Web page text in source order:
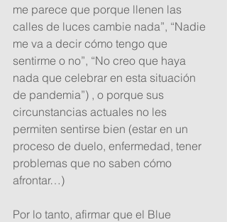
me parece que porque llenen las
calles de luces cambie nada”, “Nadie
me va a decir cómo tengo que
sentirme o no”, “No creo que haya
nada que celebrar en esta situación
de pandemia”) , o porque sus
circunstancias actuales no les
permiten sentirse bien (estar en un
proceso de duelo, enfermedad, tener
problemas que no saben cómo
afrontar…)
Por lo tanto, afirmar que el Blue